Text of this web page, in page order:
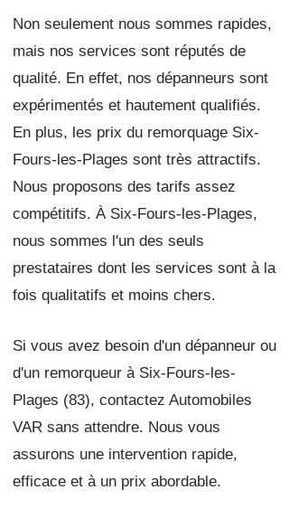
Non seulement nous sommes rapides,
mais nos services sont réputés de
qualité. En effet, nos dépanneurs sont
expérimentés et hautement qualifiés.
En plus, les prix du remorquage Six-
Fours-les-Plages sont très attractifs.
Nous proposons des tarifs assez
compétitifs. À Six-Fours-les-Plages,
nous sommes l'un des seuls
prestataires dont les services sont à la
fois qualitatifs et moins chers.
Si vous avez besoin d'un dépanneur ou
d'un remorqueur à Six-Fours-les-
Plages (83), contactez Automobiles
VAR sans attendre. Nous vous
assurons une intervention rapide,
efficace et à un prix abordable.